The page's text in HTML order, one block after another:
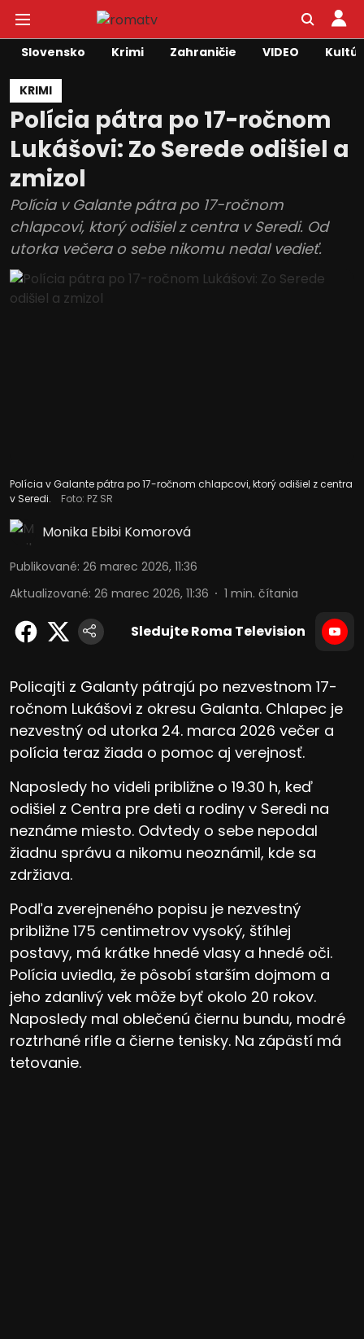
Slovensko Krimi Zahraničie VIDEO
KRIMI
Polícia pátra po 17-ročnom
Lukášovi: Zo Serede odišiel a
zmizol
Polícia v Galante pátra po 17-ročnom
chlapcovi, ktorý odišiel z centra v Seredi. Od
utorka večera o sebe nikomu nedal vedieť.
Polícia v Galante pátra po 17-ročnom chlapcovi, ktorý odišiel z centra
v Seredi.
Foto: PZ SR
Monika Ebibi Komorová
Publikované: 26 marec 2026, 11:36
Aktualizované: 26 marec 2026, 11:36 1 min. čítania
Sledujte Roma Television
Policajti z Galanty pátrajú po nezvestnom 17-
ročnom Lukášovi z okresu Galanta. Chlapec je
nezvestný od utorka 24. marca 2026 večer a
polícia teraz žiada o pomoc aj verejnosť.
Naposledy ho videli približne o 19.30 h, keď
odišiel z Centra pre deti a rodiny v Seredi na
neznáme miesto. Odvtedy o sebe nepodal
žiadnu správu a nikomu neoznámil, kde sa
zdržiava.
Podľa zverejneného popisu je nezvestný
približne 175 centimetrov vysoký, štíhlej
postavy, má krátke hnedé vlasy a hnedé oči.
Polícia uviedla, že pôsobí starším dojmom a
jeho zdanlivý vek môže byť okolo 20 rokov.
Naposledy mal oblečenú čiernu bundu, modré
roztrhané rifle a čierne tenisky. Na zápästí má
tetovanie.